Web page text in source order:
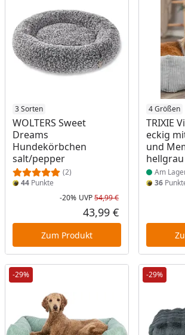
3 Sorten
WOLTERS Sweet
Dreams
Hundekörbchen
salt/pepper
(2)
44 Punkte
Rabatt in
-20%
Ursprünglicher
UVP54,99 €
Aktueller Preis
43,99 €
Zum Produkt
4 Größen
TRIXIE
eckig
und
hellgrau
Produkt
Am
36
-29% -29%